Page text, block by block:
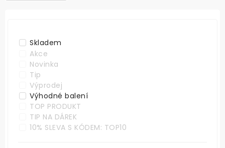
Skladem
Akce
Novinka
Tip
Výprodej
Výhodné balení
TOP PRODUKT
TIP NA DÁREK
10% SLEVA S KÓDEM: TOP10